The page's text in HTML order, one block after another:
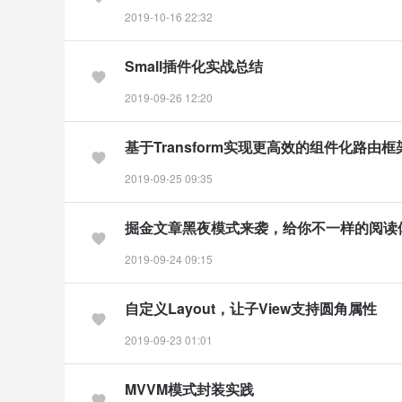
2019-10-16 22:32
Small插件化实战总结
2019-09-26 12:20
基于Transform实现更高效的组件化路由框
2019-09-25 09:35
掘金文章黑夜模式来袭，给你不一样的阅读
2019-09-24 09:15
自定义Layout，让子View支持圆角属性
2019-09-23 01:01
MVVM模式封装实践